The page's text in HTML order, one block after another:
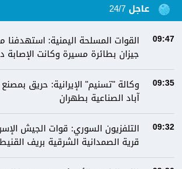
عاجل 24/7
09:47
القوات المسلحة اليمنية:
جيزان بطائرة مسيرة وكانت الإصابة
09:35
وكالة "تسنيم" الإيرانية: حريق
آباد الصناعية بطهران
09:32
التلفزيون السوري: قوات الجيش
قرية الصمدانية الشرقية بريف